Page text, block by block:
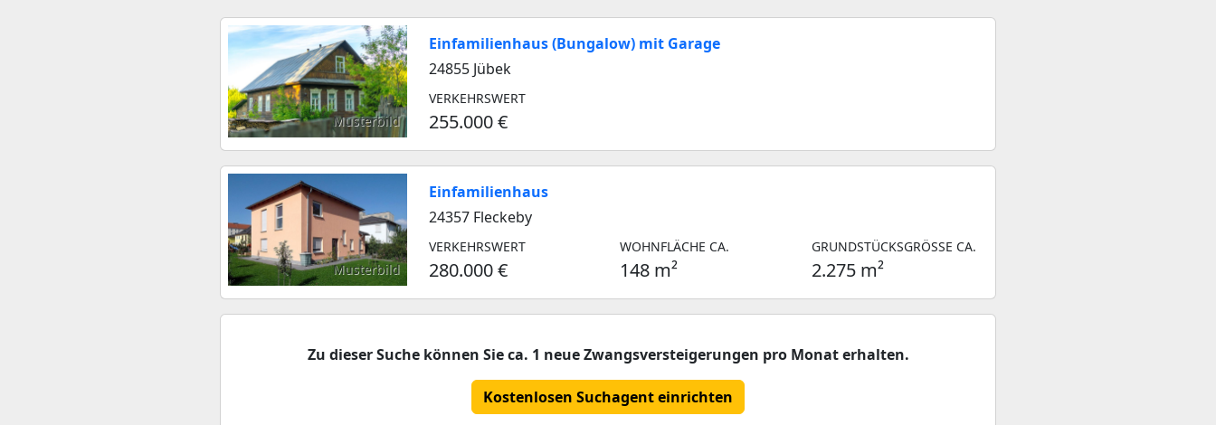
Musterbild
Einfamilienhaus (Bungalow) mit Garage
24855 Jübek
VERKEHRSWERT
255.000 €
Musterbild
Einfamilienhaus
24357 Fleckeby
VERKEHRSWERT
280.000 €
WOHNFLÄCHE CA.
148 m²
GRUNDSTÜCKSGRÖSSE CA.
2.275 m²
Zu dieser Suche können Sie ca. 1 neue Zwangsversteigerungen pro Monat erhalten.
Kostenlosen Suchagent einrichten